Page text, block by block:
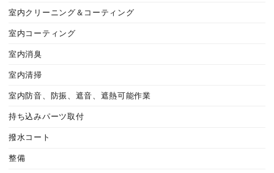
室内クリーニング＆コーティング
室内コーティング
室内消臭
室内清掃
室内防音、防振、遮音、遮熱可能作業
持ち込みパーツ取付
撥水コート
整備